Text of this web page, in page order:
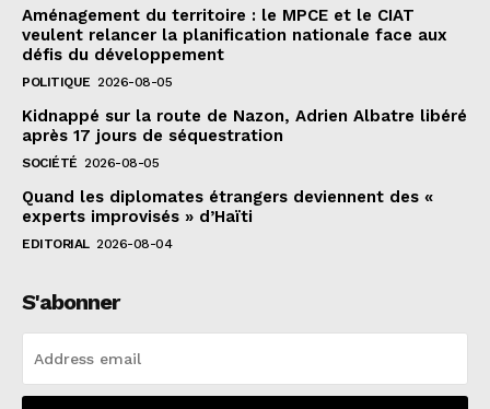
Aménagement du territoire : le MPCE et le CIAT
veulent relancer la planification nationale face aux
défis du développement
POLITIQUE 2026-08-05
Kidnappé sur la route de Nazon, Adrien Albatre libéré
après 17 jours de séquestration
SOCIÉTÉ 2026-08-05
Quand les diplomates étrangers deviennent des «
experts improvisés » d’Haïti
EDITORIAL 2026-08-04
S'abonner